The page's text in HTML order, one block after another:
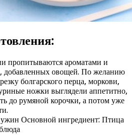
пропитываются ароматами и
добавленных овощей. По желанию
болгарского перца, моркови,
ножки выглядели аппетитно,
до румяной корочки, а потом уже
Основной ингредиент: Птица